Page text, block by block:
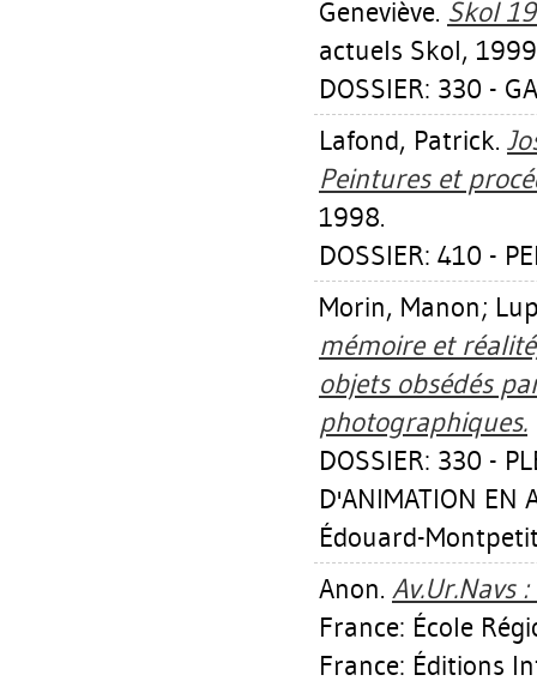
Geneviève. Skol
actuels Skol,
DOSSIER: 330 -
Lafond, Patrick.
Peintures et
1998.
DOSSIER: 410 -
Morin, Manon;
mémoire et
objets obsédés
photographiques.
DOSSIER: 330 -
D'ANIMATION EN
Édouard-
Anon. Av.Ur.Navs
France: École
France: Éditions